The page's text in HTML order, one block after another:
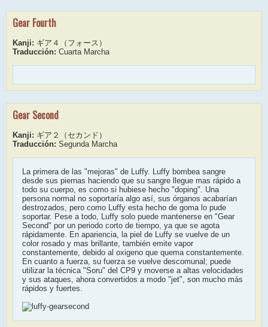
Gear Fourth
Kanji: ギア４（フォース）
Traducción: Cuarta Marcha
Gear Second
Kanji: ギア２（セカンド）
Traducción: Segunda Marcha
La primera de las "mejoras" de Luffy. Luffy bombea sangre
desde sus piernas haciendo que su sangre llegue mas rápido a
todo su cuerpo, es como si hubiese hecho "doping". Una
persona normal no soportaría algo así, sus órganos acabarían
destrozados, pero como Luffy esta hecho de goma lo pude
soportar. Pese a todo, Luffy solo puede mantenerse en "Gear
Second" por un periodo corto de tiempo, ya que se agota
rápidamente. En apariencia, la piel de Luffy se vuelve de un
color rosado y mas brillante, también emite vapor
constantemente, debido al oxigeno que quema constantemente.
En cuanto a fuerza, su fuerza se vuelve descomunal; puede
utilizar la técnica "Soru" del CP9 y moverse a altas velocidades
y sus ataques, ahora convertidos a modo "jet", son mucho más
rápidos y fuertes.